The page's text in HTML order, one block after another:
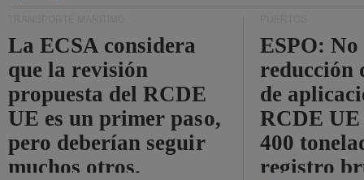
La ECSA considera
que la revisión
propuesta del RCDE
UE es un primer paso,
pero deberían seguir
muchos otros.
ESPO: No
reducción
de
RCDE UE
400
registro